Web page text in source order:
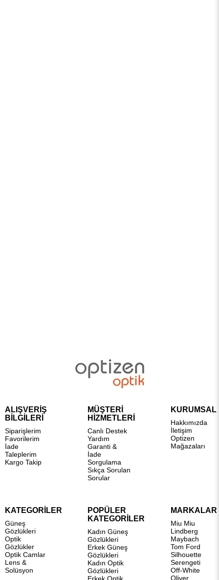
ALIŞVERİŞ
BİLGİLERİ
Siparişlerim
Favorilerim
İade
Taleplerim
Kargo Takip
MÜŞTERİ
HİZMETLERİ
Canlı Destek
Yardım
Garanti &
İade
Sorgulama
Sıkça Sorulan
Sorular
KURUMSAL
Hakkımızda
İletişim
Optizen
Mağazaları
KATEGORİLER
Güneş
Gözlükleri
Optik
Gözlükler
Optik Camlar
Lens &
Solüsyon
POPÜLER
KATEGORİLER
Kadın Güneş
Gözlükleri
Erkek Güneş
Gözlükleri
Kadın Optik
Gözlükleri
MARKALAR
Miu Miu
Lindberg
Maybach
Tom Ford
Silhouette
Serengeti
Off-White
Oliver